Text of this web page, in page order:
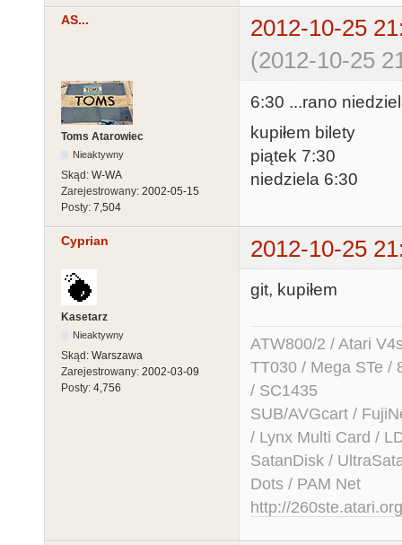
AS...
2012-10-25
(2012-10-25
Toms Atarowiec
Nieaktywny
Skąd: W-WA
Zarejestrowany: 2002-05-15
Posty: 7,504
6:30 ...rano
kupiłem bilety
piątek 7:30
niedziela 6:30
Cyprian 2012-10-25
Kasetarz
Nieaktywny
Skąd: Warszawa
Zarejestrowany: 2002-03-09
Posty: 4,756
git, kupiłem
ATW800/2 / Atari
TT030 / Mega STe /
/ SC1435
SUB/AVGcart /
/ Lynx Multi Card /
SatanDisk /
Dots / PAM Net
http://260ste.atari.org